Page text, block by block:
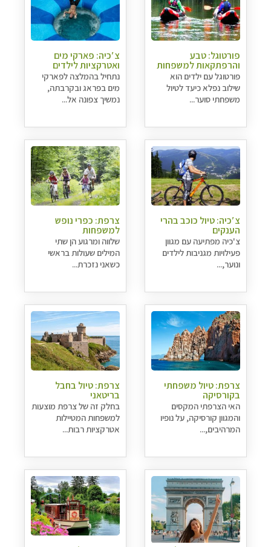
פורטוגל: טבע
והרפתקאות למשפחות
פורטוגל עם ילדים הוא
שילוב נפלא כיעד לטיול
משפחתי סוער...
צ′כיה: פארקי מים
ואטרקציות לילדים
נתחיל בהמלצה לפארקי
מים בפראג ובקרבתה,
נמשיך צפונה אל...
צ′כיה: טיול כוכב בהרי
הענקים
צ'כיה מפתיעה עם מגוון
פעילויות מגניבות לילדים
ונוער,...
צרפת: כפרי נופש
למשפחות
שלווה ומרגוע הן שתי
המילים שעולות בראשי
כשאני נזכרת...
צרפת: טיול משפחתי
בקורסיקה
האי הצרפתי המקסים
והמגוון קורסיקה, על נופיו
המרהיבים,...
צרפת: טיול בחבל
בריטאני
בחלק זה של צרפת מוצעות
למשפחות המטיילות
אטרקציות רבות...